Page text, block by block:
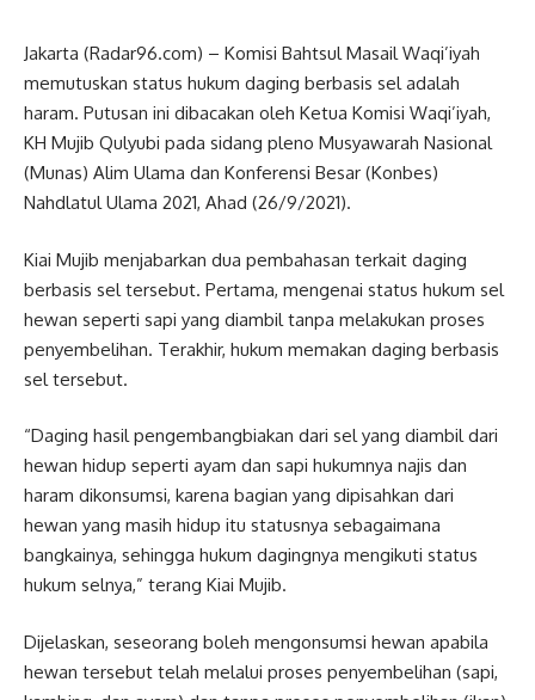
Jakarta (Radar96.com) – Komisi Bahtsul Masail Waqi’iyah
memutuskan status hukum daging berbasis sel adalah
haram. Putusan ini dibacakan oleh Ketua Komisi Waqi’iyah,
KH Mujib Qulyubi pada sidang pleno Musyawarah Nasional
(Munas) Alim Ulama dan Konferensi Besar (Konbes)
Nahdlatul Ulama 2021, Ahad (26/9/2021).
Kiai Mujib menjabarkan dua pembahasan terkait daging
berbasis sel tersebut. Pertama, mengenai status hukum sel
hewan seperti sapi yang diambil tanpa melakukan proses
penyembelihan. Terakhir, hukum memakan daging berbasis
sel tersebut.
“Daging hasil pengembangbiakan dari sel yang diambil dari
hewan hidup seperti ayam dan sapi hukumnya najis dan
haram dikonsumsi, karena bagian yang dipisahkan dari
hewan yang masih hidup itu statusnya sebagaimana
bangkainya, sehingga hukum dagingnya mengikuti status
hukum selnya,” terang Kiai Mujib.
Dijelaskan, seseorang boleh mengonsumsi hewan apabila
hewan tersebut telah melalui proses penyembelihan (sapi,